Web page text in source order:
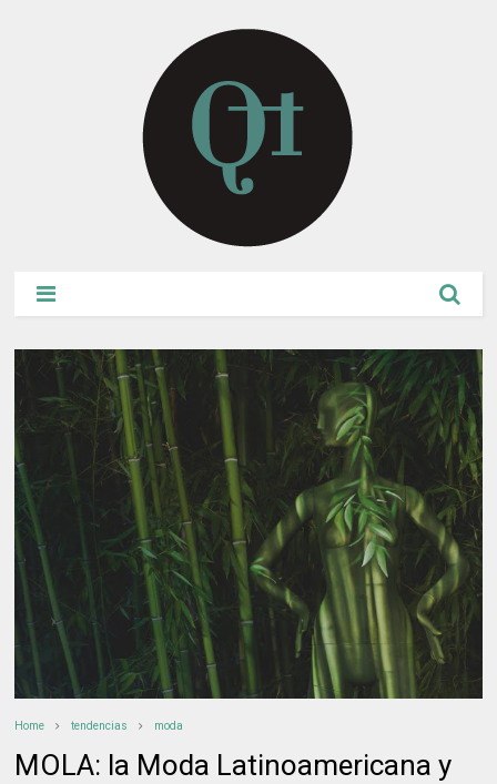
Home tendencias moda
MOLA: la Moda Latinoamericana y